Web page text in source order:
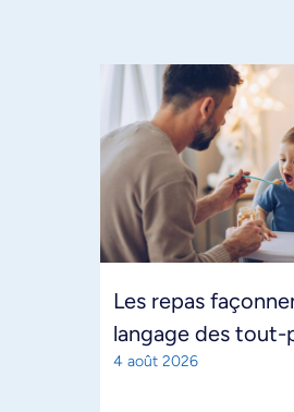
Les repas
langage des
4 août 2026